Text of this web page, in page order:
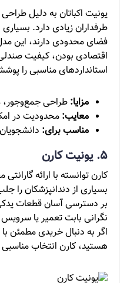
یونیت اکباتان به دلیل
طرفداران زیادی دارد.
فضای محدودی دارند، این
اقتصادی بودن، کیفیت
استانداردهای مناسبی را
مزایا:طراحی
معایب:محدودیت در
مناسب برای:
5. یونیت کارن
کارن توانسته با ارائه
بسیاری از دندانپزشکان را
بر دسترسی آسان قطعات
نگرانی بابت تعمیر یا
اگر به دنبال خریدی
هستید، کارن انتخاب